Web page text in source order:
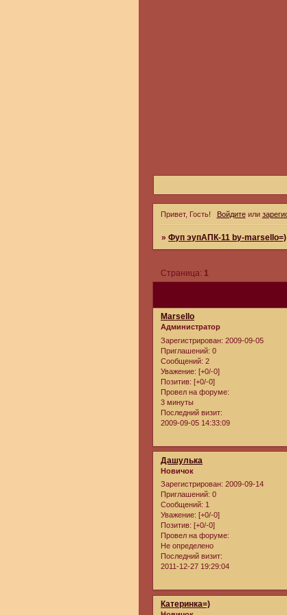
Привет, Гость! Войдитеили
»Фуп эупАПК-11 by-marsello=)
Страница: 1
Marsello
Администратор
Зарегистрирован: 2009-09-05
Приглашений: 0
Сообщений: 2
Уважение: [+0/-0]
Позитив: [+0/-0]
Провел на форуме:
3 минуты
Последний визит:
2009-09-05 14:33:09
Дашулька
Новичок
Зарегистрирован: 2009-09-14
Приглашений: 0
Сообщений: 1
Уважение: [+0/-0]
Позитив: [+0/-0]
Провел на форуме:
Не определено
Последний визит:
2011-12-27 19:29:04
Катеринка=)